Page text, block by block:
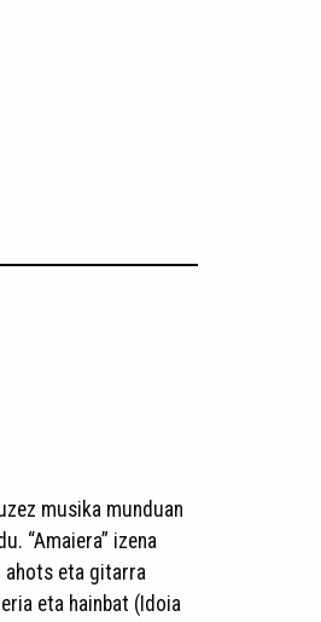
musika munduan
“Amaiera” izena
ahots eta gitarra
eta hainbat (Idoia